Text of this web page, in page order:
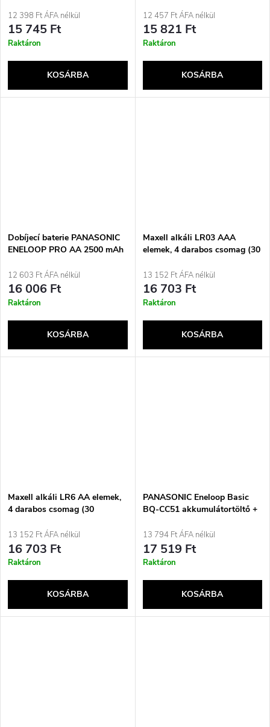
12 398 Ft ÁFA nélkül
15 745 Ft
Raktáron
KOSÁRBA
KJ51MCD04E)
12 457 Ft ÁFA nélkül
15 821 Ft
Raktáron
KOSÁRBA
Dobíjecí baterie PANASONIC
ENELOOP PRO AA 2500 mAh
3HCDE/4CP+CASE)
12 603 Ft ÁFA nélkül
16 006 Ft
Raktáron
KOSÁRBA
Maxell alkáli LR03 AAA
elemek, 4 darabos csomag (30
13 152 Ft ÁFA nélkül
16 703 Ft
Raktáron
KOSÁRBA
Maxell alkáli LR6 AA elemek,
4 darabos csomag (30
13 152 Ft ÁFA nélkül
16 703 Ft
Raktáron
KOSÁRBA
PANASONIC Eneloop Basic
BQ-CC51 akkumulátortöltő +
KJ51MCD40E)
13 794 Ft ÁFA nélkül
17 519 Ft
Raktáron
KOSÁRBA